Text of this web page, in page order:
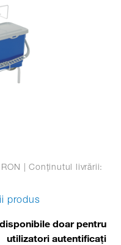
| Conținutul livrării:
produs
doar pentru
utilizatori autentificați